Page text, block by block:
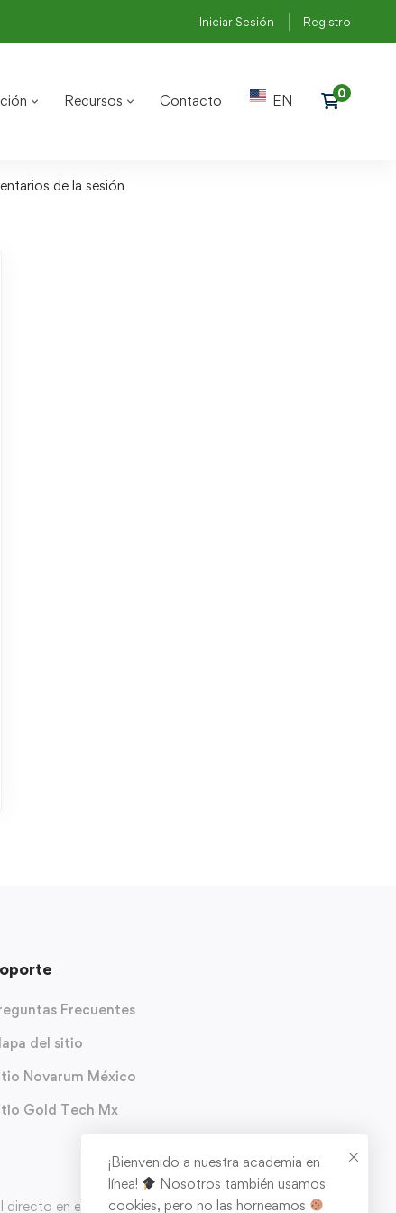
Iniciar Sesión Registro
Recursos Contacto EN
de la sesión
Frecuentes
del sitio
Novarum México
Gold Tech Mx
directo en el carrito de
¡Bienvenido a nuestra academia en
línea!
Nosotros también usamos
cookies, pero no las horneamos